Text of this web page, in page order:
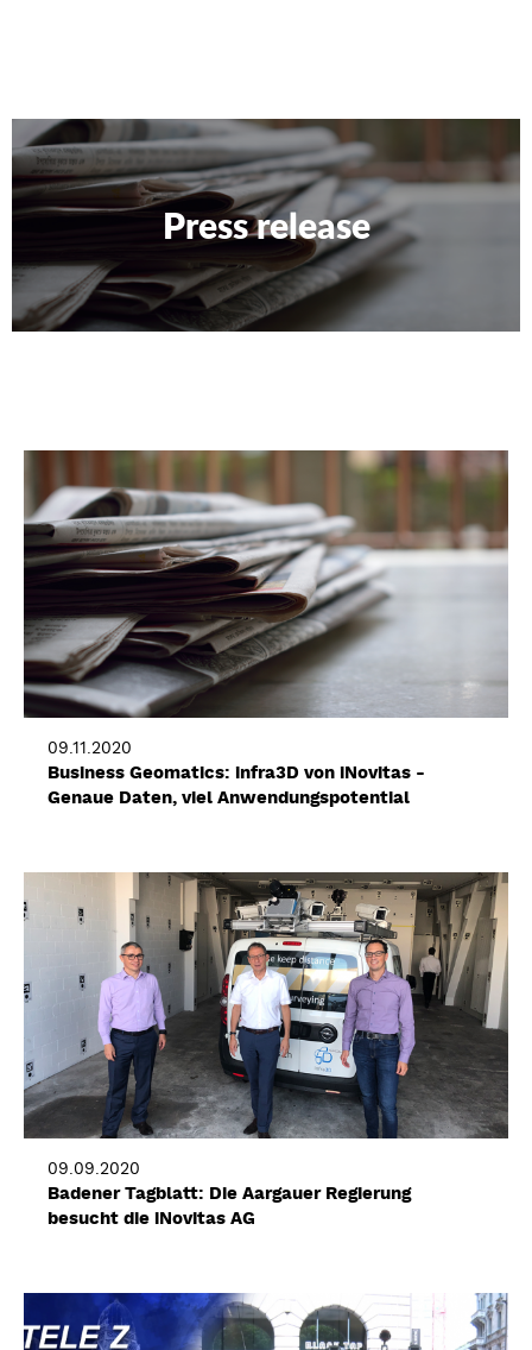
Press release
09.11.2020
Business Geomatics: infra3D von iNovitas -
Genaue Daten, viel Anwendungspotential
09.09.2020
Badener Tagblatt: Die Aargauer Regierung
besucht die iNovitas AG